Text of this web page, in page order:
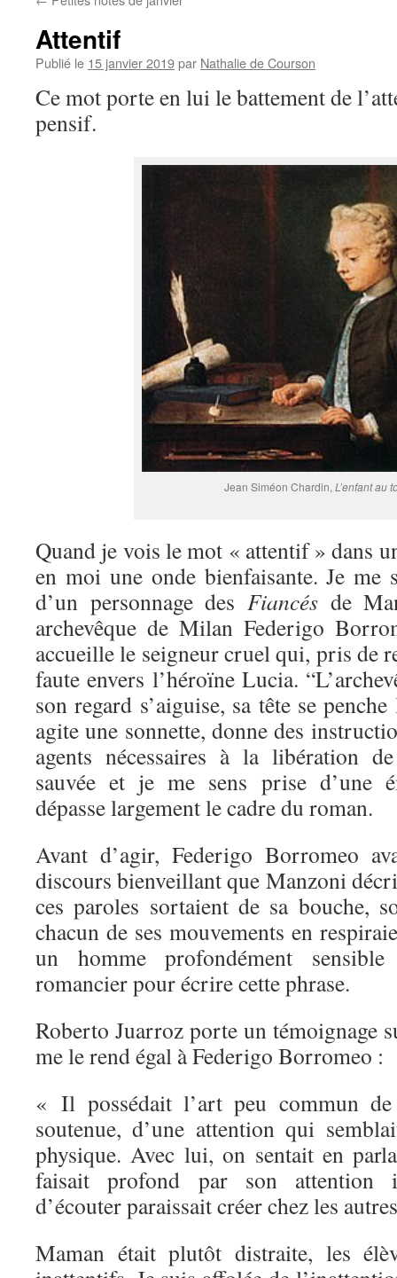
Attentif
Publié le 15 janvier 2019par Nathalie de Courson
Ce mot porte en lui le battement de
pensif.
Jean Siméon Chardin, L’enfant au
Quand je vois le mot « attentif » dans
en moi une onde bienfaisante. Je me
d’un personnage des Fiancés de
archevêque de Milan Federigo
accueille le seigneur cruel qui, pris de
faute envers l’héroïne Lucia.
son regard s’aiguise, sa tête se
agite une sonnette, donne des
agents nécessaires à la libération
sauvée et je me sens prise d’une
dépasse largement le cadre du roman.
Avant d’agir, Federigo Borromeo
discours bienveillant que Manzoni
ces paroles sortaient de sa bouche,
chacun de ses mouvements en
un homme profondément
romancier pour écrire cette phrase.
Roberto Juarroz porte un témoignage
me le rend égal à Federigo Borromeo :
« Il possédait l’art peu commun
soutenue, d’une attention qui
physique. Avec lui, on sentait en
faisait profond par son attention
d’écouter paraissait créer chez les
Maman était plutôt distraite, les